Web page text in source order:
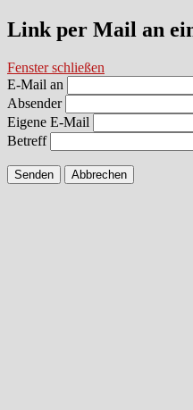
Link per Mail an
Fenster schließen
E-Mail an
Absender
Eigene E-Mail
Betreff
Senden Abbrechen